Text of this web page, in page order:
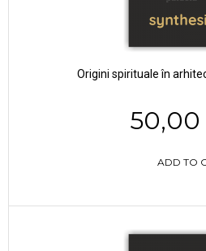
Origini spirituale în
50,00
ADD TO